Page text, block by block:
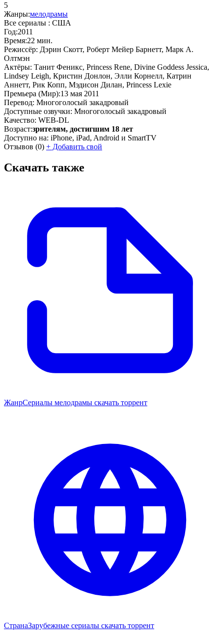
5
Жанры:мелодрамы
Все сериалы : США
Год:2011
Время:22 мин.
Режиссёр: Дэрин Скотт, Роберт Мейер Барнетт, Марк А.
Олтмэн
Актёры: Танит Феникс, Princess Rene, Divine Goddess Jessica,
Lindsey Leigh, Кристин Донлон, Элли Корнелл, Катрин
Аннетт, Рик Копп, Мэдисон Дилан, Princess Lexie
Премьера (Мир):13 мая 2011
Перевод: Многоголосый закадровый
Доступные озвучки: Многоголосый закадровый
Качество: WEB-DL
Возраст:зрителям, достигшим 18 лет
Доступно на: iPhone, iPad, Android и SmartTV
Отзывов (0) + Добавить свой
Скачать также
ЖанрСериалы мелодрамы скачать торрент
СтранаЗарубежные сериалы скачать торрент